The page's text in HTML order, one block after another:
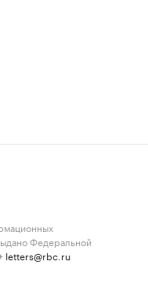
Федеральной
letters@rbc.ru